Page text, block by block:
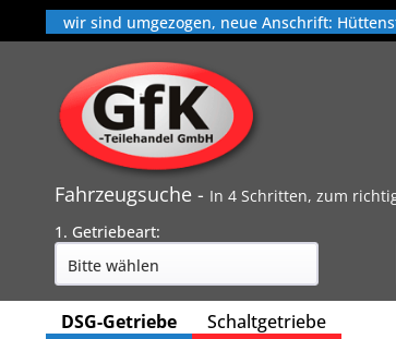
wir sind umgezogen, neue Anschrift:
Fahrzeugsuche - In 4 Schritten, zum
1. Getriebeart:
DSG-Getriebe Schaltgetriebe